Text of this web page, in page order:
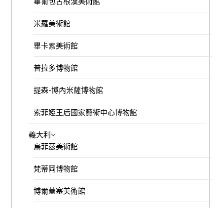
米羅美術館
畢卡索美術館
普拉多博物館
提森-博內米薩博物館
索菲婭王后國家藝術中心博物館
義大利
烏菲茲美術館
梵蒂岡博物館
博爾蓋塞美術館